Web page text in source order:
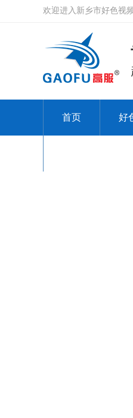
欢迎进入新乡市好色视
首页 好